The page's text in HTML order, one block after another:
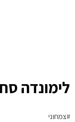
לימונדה סחוט
#צמחוני